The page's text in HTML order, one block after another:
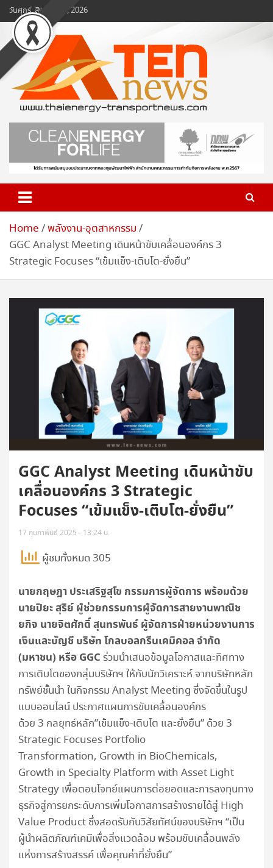
Skip
to
content
วันศุกร์, สิงหาคม 7, 2026
www.ten-news.com
ข่าวพลังงานและคมนาคม
Home พลังงาน-อุตสาหกรรม
GGC Analyst Meeting เดินหน้าขับเคลื่อนองค์กร 3
Strategic Focuses “เข้มแข็ง-เติบโต-ยั่งยืน”
GGC Analyst Meeting เดินหน้าขับ
เคลื่อนองค์กร 3 Strategic
Focuses “เข้มแข็ง-เติบโต-ยั่งยืน”
17 กุมภาพันธ์ 2025 - 13:24 น.
ผู้ชมทั้งหมด 305
นายกฤษฎา ประเสริฐสุโข กรรมการผู้จัดการ พร้อมด้วย
นายปิยะ สุริย์ ผู้ช่วยกรรมการผู้จัดการสายงานพาณิช
ยกิจ นายจิตศักดิ์ สุนทรพันธ์ ผู้จัดการฝ่ายหน่วยงานการ
เงินและบัญชีบริษัท โกลบอลกรีนเคมิคอลจำกัด
(มหาชน) หรือ GGC ร่วมนำเสนอข้อมูลโอกาสและทิศทาง
การเติบโตของกลุ่มบริษัทฯ ให้กับนักวิเคราะห์ จากบริษัทหลัก
ทรัพย์ชั้นนำ ในกิจกรรม Analyst Meeting ซึ่งจัดขึ้นในรูป
แบบออนไลน์ ประกาศแผนการขับเคลื่อนองค์กร
ด้วย 3 กลยุทธ์หลัก”เข้มแข็ง-เติบโต และยั่งยืน” ด้วย 3
Strategic Focuses Portfolio
Transformation, Growth in BioChemicals,
Growth in Specialty Platform with Asset Light
Strategy เพื่อตอบโจทย์แผนการต่อยอดและการลงทุนทาง
ธุรกิจสู่การยกระดับการเพิ่มโอกาสการสร้างรายได้สู่ High
Value Product ซึ่งสอดรับกับวิสัยทัศน์ของบริษัทฯ “เป็น
ผู้นำผลิตภัณฑ์เคมีเพื่อสิ่งแวดล้อม พร้อมขับเคลื่อนพลัง
แห่งการสร้างสรรค์ เพื่อคุณค่าที่ยั่งยืน”